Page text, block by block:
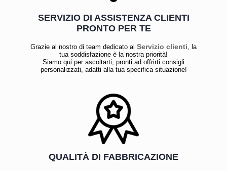
SERVIZIO DI ASSISTENZA CLIENTI
PRONTO PER TE
Grazie al nostro di team dedicato ai Servizio clienti , la
tua soddisfazione è la nostra priorità!
Siamo qui per ascoltarti, pronti ad offrirti consigli
personalizzati, adatti alla tua specifica situazione!
QUALITÀ DI FABBRICAZIONE